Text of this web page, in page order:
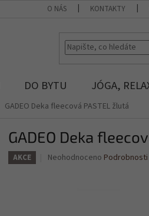
O NÁS KONTAKTY
DO BYTU JÓGA,
GADEO Deka fleecová PASTEL žlutá
GADEO Deka
AKCE
Průměrné
Neohodnoceno